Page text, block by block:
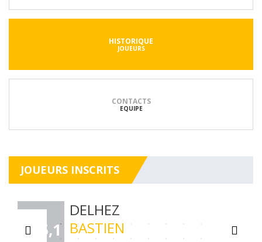
HISTORIQUE
JOUEURS
CONTACTS
EQUIPE
JOUEURS INSCRITS
C15,1
DELHEZ
BASTIEN